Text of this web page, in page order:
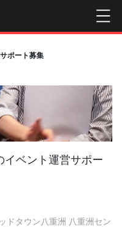
ポート募集
イベント運営サポー
ドタウン八重洲 八重洲セン